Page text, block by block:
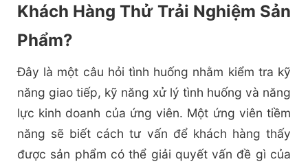
Khách Hàng Thử Trải Nghiệm Sản
Phẩm?
Đây là một câu hỏi tình huống nhằm kiểm tra kỹ
năng giao tiếp, kỹ năng xử lý tình huống và năng
lực kinh doanh của ứng viên. Một ứng viên tiềm
năng sẽ biết cách tư vấn để khách hàng thấy
được sản phẩm có thể giải quyết vấn đề gì của